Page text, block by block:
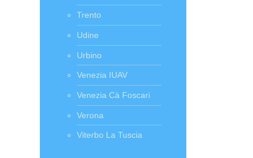
Trento
Udine
Urbino
Venezia IUAV
Venezia Cà Foscari
Verona
Viterbo La Tuscia